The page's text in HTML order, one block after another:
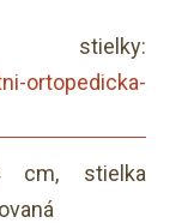
ortopedicka-
stielka